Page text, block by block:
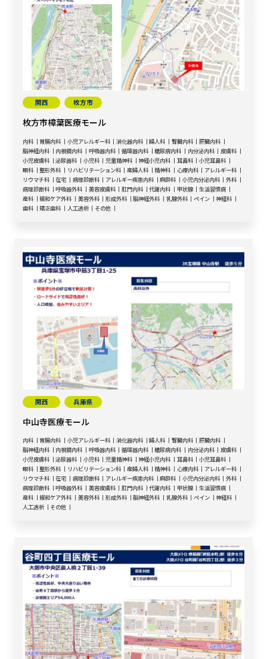
関西 枚方市
枚方市樟葉医療モール
内科 胃腸内科 小児アレルギー科 消化器内科 婦人科 腎臓内科
肝臓内科
脳神経内科
内視鏡内科 呼吸器内科 循環器内科 糖尿病内科 内分泌内科
皮膚科
小児皮膚科
泌尿器科 小児科 児童精神科 神経小児内科 耳鼻科
小児耳鼻科
眼科
整形外科 リハビリテーション科 産婦人科 精神科 心療内科
アレルギー科
リウマチ科
在宅 病理診断科 アレルギー疾患内科 麻酔科 小児内分泌内科
外科
病理診断科
呼吸器外科 美容皮膚科 肛門内科 代謝内科 甲状腺
生活習慣病
産科
緩和ケア外科 美容外科 形成外科 脳神経外科 乳腺外科 ペイン
神経科
歯科
矯正歯科 人工透析 その他
関西 兵庫県
中山寺医療モール
内科 胃腸内科 小児アレルギー科 消化器内科 婦人科 腎臓内科
肝臓内科
脳神経内科
内視鏡内科 呼吸器内科 循環器内科 糖尿病内科 内分泌内科
皮膚科
小児皮膚科
泌尿器科 小児科 児童精神科 神経小児内科 耳鼻科
小児耳鼻科
眼科
整形外科 リハビリテーション科 産婦人科 精神科 心療内科
アレルギー科
リウマチ科
在宅 病理診断科 アレルギー疾患内科 麻酔科 小児内分泌内科
外科
病理診断科
呼吸器外科 美容皮膚科 肛門内科 代謝内科 甲状腺
生活習慣病
産科
緩和ケア外科 美容外科 形成外科 脳神経外科 乳腺外科 ペイン
神経科
人工透析
その他